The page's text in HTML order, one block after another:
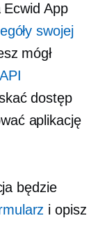
App
swojej
mógł
dostęp
aplikację
będzie
i opisz